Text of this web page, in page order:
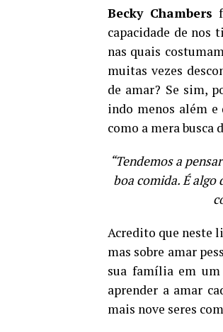
Becky Chambers
capacidade de nos
nas quais
muitas vezes
de amar? Se sim,
indo menos além
como a mera busca
“Tendemos a
boa comida. É
Acredito que neste
mas sobre amar
sua família em
aprender a amar
mais nove seres